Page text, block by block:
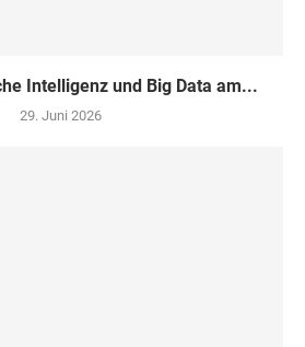
Intelligenz und Big Data am...
29. Juni 2026